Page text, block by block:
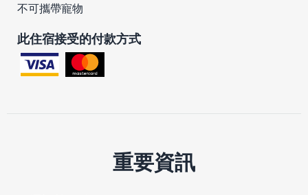
不可攜帶寵物
此住宿接受的付款方式
重要資訊